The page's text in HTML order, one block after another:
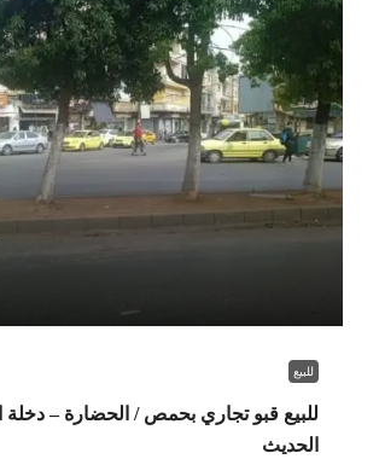
للبيع
للبيع قبو تجاري بحمص / الحضارة – دخلة
الحديث